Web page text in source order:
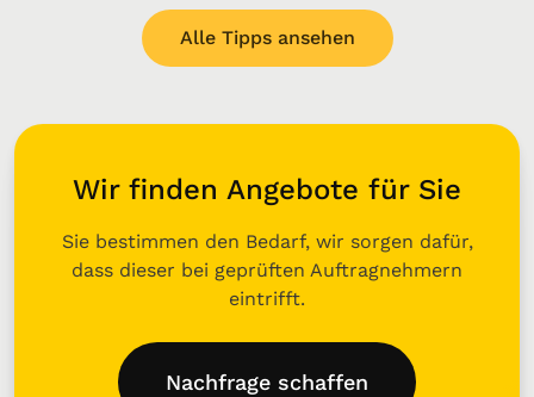
Alle Tipps ansehen
Wir finden Angebote für Sie
Sie bestimmen den Bedarf, wir sorgen dafür,
dass dieser bei geprüften Auftragnehmern
eintrifft.
Nachfrage schaffen